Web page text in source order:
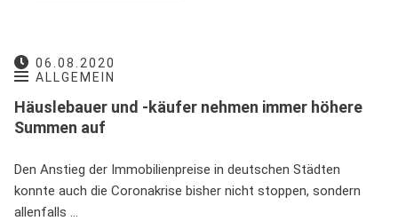
06.08.2020
ALLGEMEIN
Häuslebauer und -käufer nehmen immer höhere
Summen auf
Den Anstieg der Immobilienpreise in deutschen Städten
konnte auch die Coronakrise bisher nicht stoppen, sondern
allenfalls …